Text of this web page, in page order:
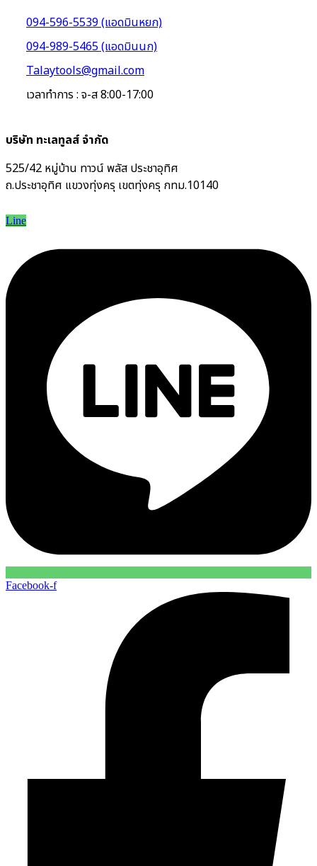
094-596-5539 (แอดมินหยก)
094-989-5465 (แอดมินนก)
Talaytools@gmail.com
เวลาทำการ : จ-ส 8:00-17:00
บริษัท ทะเลทูลส์ จำกัด
525/42 หมู่บ้าน ทาวน์ พลัส ประชาอุทิศ
ถ.ประชาอุทิศ แขวงทุ่งครุ เขตทุ่งครุ กทม.10140
Line
Facebook-f